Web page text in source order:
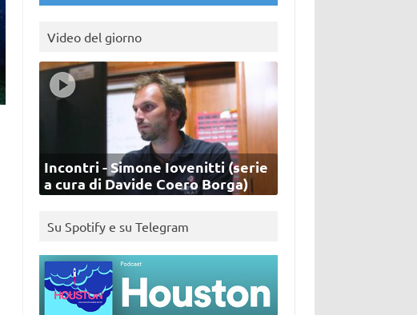
Video del giorno
Incontri - Simone Iovenitti (serie
a cura di Davide Coero Borga)
Su Spotify e su Telegram